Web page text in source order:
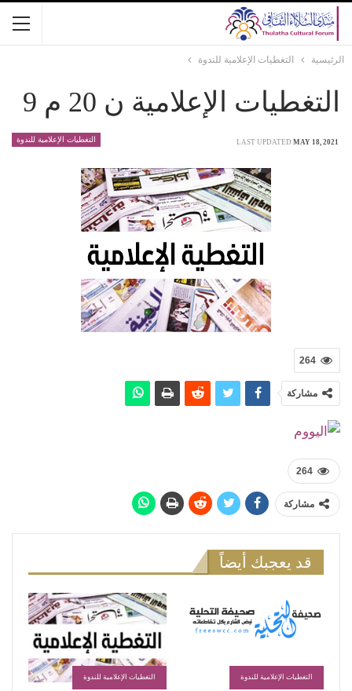
الرئيسية التغطيات الإعلامية للندوة
التغطيات الإعلامية ن 20 م 9
التغطيات الإعلامية للندوة LAST UPDATED MAY 18, 2021
264
مشاركة
264
مشاركة
قد يعجبك أيضاً
التغطيات الإعلامية للندوة التغطيات الإعلامية للندوة